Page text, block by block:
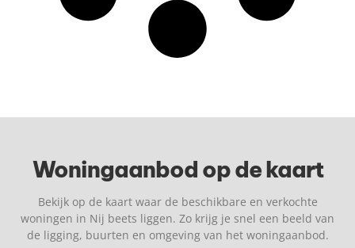
Woningaanbod op de kaart
Bekijk op de kaart waar de beschikbare en verkochte
woningen in Nij beets liggen. Zo krijg je snel een beeld van
de ligging, buurten en omgeving van het woningaanbod.